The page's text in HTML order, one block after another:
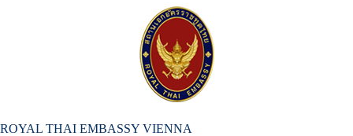
ROYAL THAI EMBASSY VIENNA